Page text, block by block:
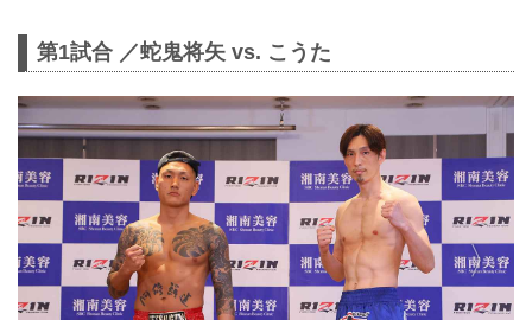
第1試合 ／蛇鬼将矢 vs. こうた